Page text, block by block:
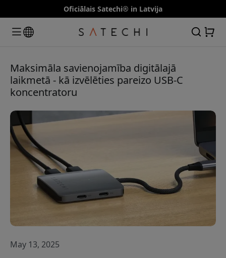
Oficiālais Satechi® in Latvija
Maksimāla savienojamība digitālajā
laikmetā - kā izvēlēties pareizo USB-C
koncentratoru
May 13, 2025